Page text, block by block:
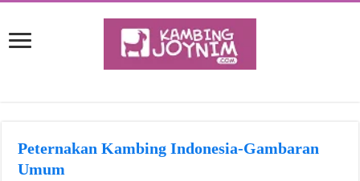
Peternakan Kambing Indonesia-Gambaran
Umum